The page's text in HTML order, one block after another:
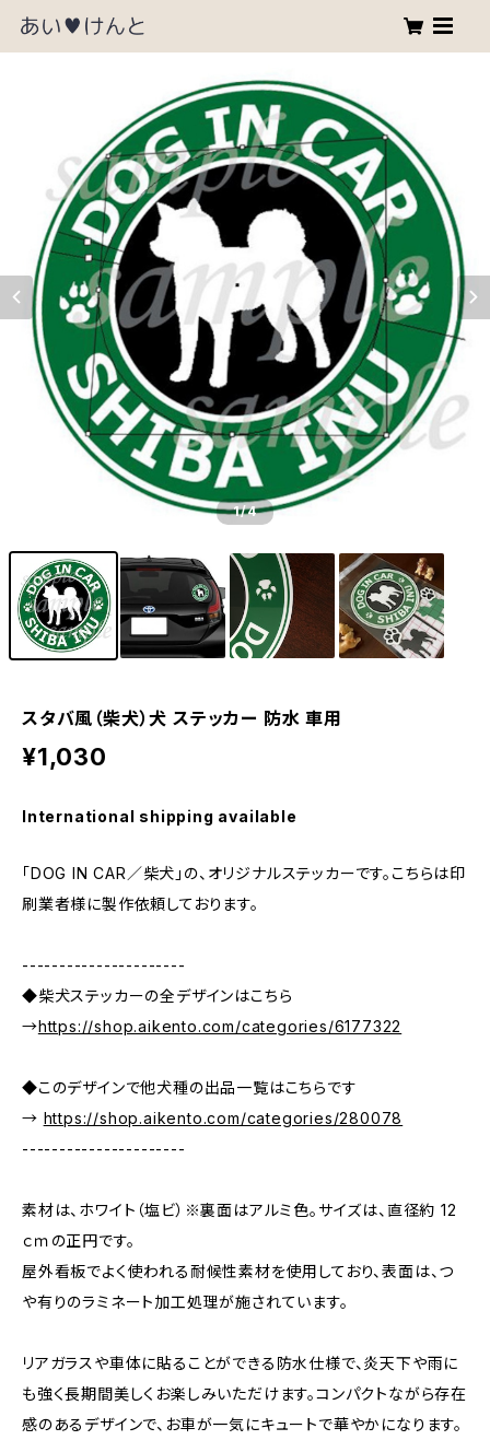
1/4
スタバ風（柴犬）犬 ステッカー 防水 車用
¥1,030
International shipping available
「DOG IN CAR／柴犬」の、オリジナルステッカーです。こちらは印
刷業者様に製作依頼しております。
----------------------
◆柴犬ステッカーの全デザインはこちら
→https://shop.aikento.com/categories/6177322
◆このデザインで他犬種の出品一覧はこちらです
→ https://shop.aikento.com/categories/280078
----------------------
素材は、ホワイト（塩ビ）※裏面はアルミ色。サイズは、直径約 12
ｃｍの正円です。
屋外看板でよく使われる耐候性素材を使用しており、表面は、つ
や有りのラミネート加工処理が施されています。
リアガラスや車体に貼ることができる防水仕様で、炎天下や雨に
も強く長期間美しくお楽しみいただけます。コンパクトながら存在
感のあるデザインで、お車が一気にキュートで華やかになります。